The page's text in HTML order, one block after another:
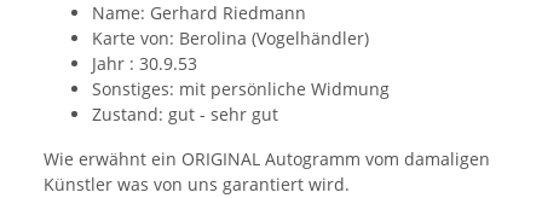
Name: Gerhard Riedmann
Karte von: Berolina (Vogelhändler)
Jahr : 30.9.53
Sonstiges: mit persönliche Widmung
Zustand: gut - sehr gut
Wie erwähnt ein ORIGINAL Autogramm vom damaligen
Künstler was von uns garantiert wird.